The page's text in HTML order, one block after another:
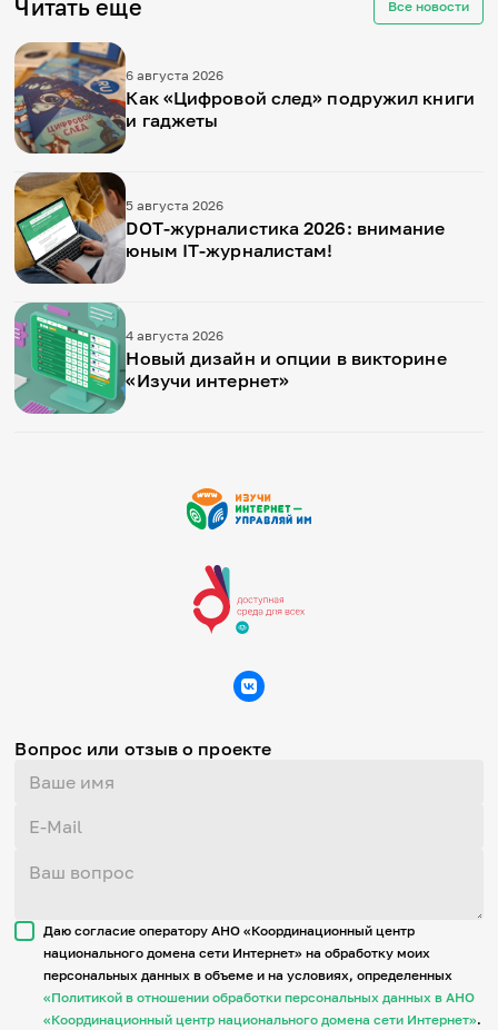
Читать еще Все новости
6 августа 2026
Как «Цифровой след» подружил книги
и гаджеты
5 августа 2026
DOT-журналистика 2026: внимание
юным IT-журналистам!
4 августа 2026
Новый дизайн и опции в викторине
«Изучи интернет»
Вопрос или отзыв о проекте
Даю согласие оператору АНО «Координационный центр
национального домена сети Интернет» на обработку моих
персональных данных в объеме и на условиях, определенных
«Политикой в отношении обработки персональных данных в АНО
«Координационный центр национального домена сети Интернет».